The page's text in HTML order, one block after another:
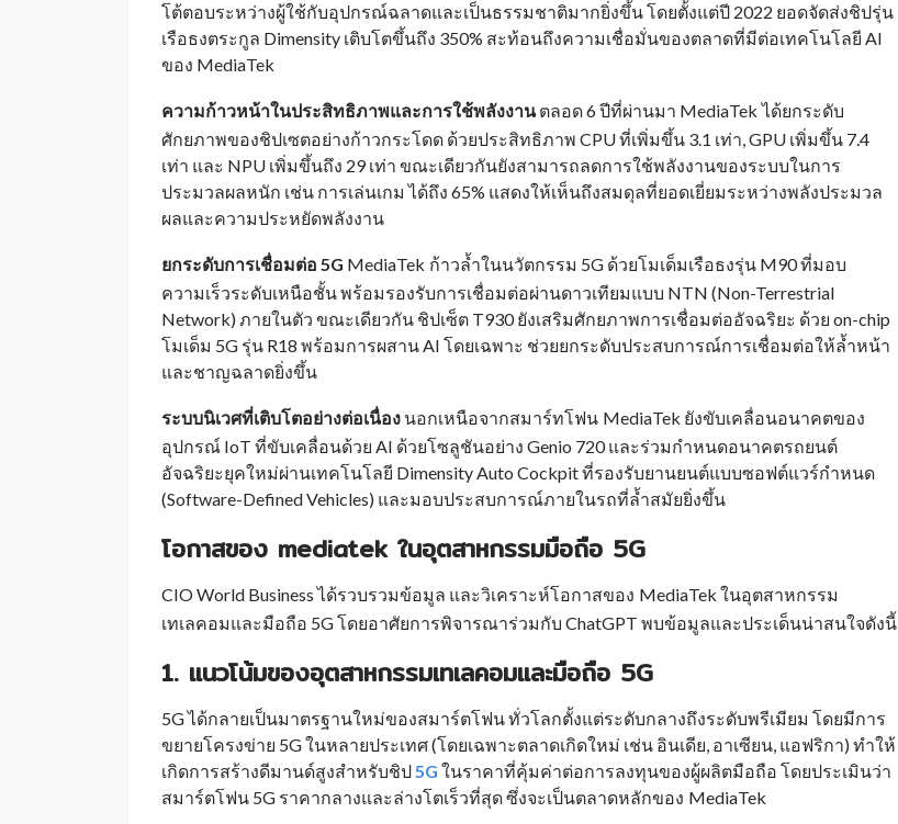
โต้ตอบระหว่างผู้ใช้กับอุปกรณ์ฉลาดและเป็นธรรมชาติมากยิ่งขึ้น โดยตั้งแต่ปี 2022 ยอดจัดส่งชิปรุ่น
เรือธงตระกูล Dimensity เติบโตขึ้นถึง 350% สะท้อนถึงความเชื่อมั่นของตลาดที่มีต่อเทคโนโลยี AI
ของ MediaTek
ความก้าวหน้าในประสิทธิภาพและการใช้พลังงานตลอด 6 ปีที่ผ่านมา MediaTek ได้ยกระดับ
ศักยภาพของชิปเซตอย่างก้าวกระโดด ด้วยประสิทธิภาพ CPU ที่เพิ่มขึ้น 3.1 เท่า, GPU เพิ่มขึ้น 7.4
เท่า และ NPU เพิ่มขึ้นถึง 29 เท่า ขณะเดียวกันยังสามารถลดการใช้พลังงานของระบบในการ
ประมวลผลหนัก เช่น การเล่นเกม ได้ถึง 65% แสดงให้เห็นถึงสมดุลที่ยอดเยี่ยมระหว่างพลังประมวล
ผลและความประหยัดพลังงาน
ยกระดับการเชื่อมต่อ 5G MediaTek ก้าวล้ำในนวัตกรรม 5G ด้วยโมเด็มเรือธงรุ่น M90 ที่มอบ
ความเร็วระดับเหนือชั้น พร้อมรองรับการเชื่อมต่อผ่านดาวเทียมแบบ NTN (Non-Terrestrial
Network) ภายในตัว ขณะเดียวกัน ชิปเซ็ต T930 ยังเสริมศักยภาพการเชื่อมต่ออัจฉริยะ ด้วย on-chip
โมเด็ม 5G รุ่น R18 พร้อมการผสาน AI โดยเฉพาะ ช่วยยกระดับประสบการณ์การเชื่อมต่อให้ล้ำหน้า
และชาญฉลาดยิ่งขึ้น
ระบบนิเวศที่เติบโตอย่างต่อเนื่อง นอกเหนือจากสมาร์ทโฟน MediaTek ยังขับเคลื่อนอนาคตของ
อุปกรณ์ IoT ที่ขับเคลื่อนด้วย AI ด้วยโซลูชันอย่าง Genio 720 และร่วมกำหนดอนาคตรถยนต์
อัจฉริยะยุคใหม่ผ่านเทคโนโลยี Dimensity Auto Cockpit ที่รองรับยานยนต์แบบซอฟต์แวร์กำหนด
(Software-Defined Vehicles) และมอบประสบการณ์ภายในรถที่ล้ำสมัยยิ่งขึ้น
โอกาสของ mediatek ในอุตสาหกรรมมือถือ 5G
CIO World Business ได้รวบรวมข้อมูล และวิเคราะห์โอกาสของ MediaTek ในอุตสาหกรรม
เทเลคอมและมือถือ 5G โดยอาศัยการพิจารณาร่วมกับ ChatGPT พบข้อมูลและประเด็นน่าสนใจดังนี้
1. แนวโน้มของอุตสาหกรรมเทเลคอมและมือถือ 5G
5G ได้กลายเป็นมาตรฐานใหม่ของสมาร์ตโฟน ทั่วโลกตั้งแต่ระดับกลางถึงระดับพรีเมียม โดยมีการ
ขยายโครงข่าย 5G ในหลายประเทศ (โดยเฉพาะตลาดเกิดใหม่ เช่น อินเดีย, อาเซียน, แอฟริกา) ทำให้
เกิดการสร้างดีมานด์สูงสำหรับชิป5G ในราคาที่คุ้มค่าต่อการลงทุนของผู้ผลิตมือถือ โดยประเมินว่า
สมาร์ตโฟน 5G ราคากลางและล่างโตเร็วที่สุด ซึ่งจะเป็นตลาดหลักของ MediaTek